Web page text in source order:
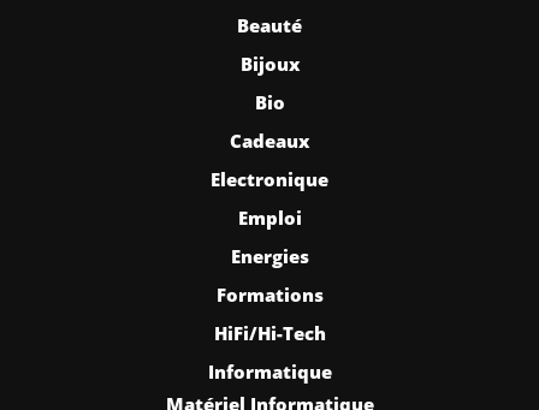
Beauté
Bijoux
Bio
Cadeaux
Electronique
Emploi
Energies
Formations
HiFi/Hi-Tech
Informatique
Matériel Informatique